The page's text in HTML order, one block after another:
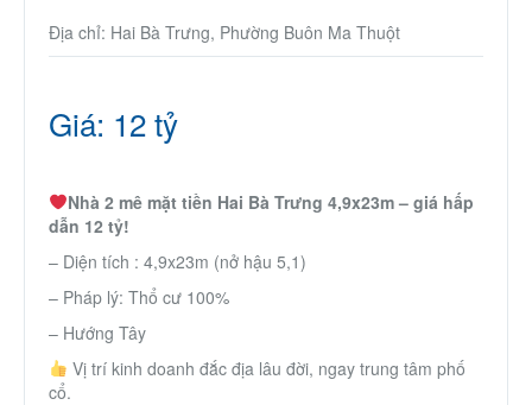
Địa chỉ: Hai Bà Trưng, Phường Buôn Ma Thuột
Giá: 12 tỷ
Nhà 2 mê mặt tiền Hai Bà Trưng 4,9x23m – giá hấp
dẫn 12 tỷ!
– Diện tích : 4,9x23m (nở hậu 5,1)
– Pháp lý: Thổ cư 100%
– Hướng Tây
Vị trí kinh doanh đắc địa lâu đời, ngay trung tâm phố
cổ.